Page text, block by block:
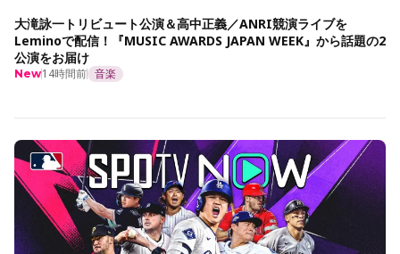
大滝詠一トリビュート公演＆高中正義／ANRI競演ライブを
Leminoで配信！『MUSIC AWARDS JAPAN WEEK』から話題の2
公演をお届け
New14時間前 音楽